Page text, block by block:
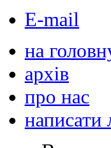
E-mail
на
архів
про нас
написати